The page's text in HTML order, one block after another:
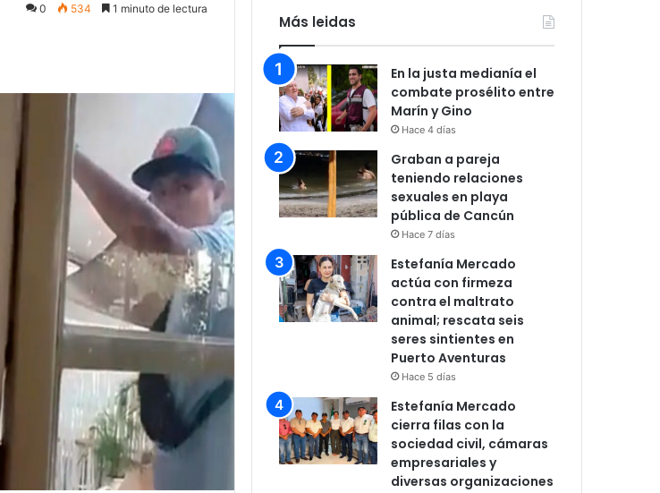
0 534 1 minuto de lectura
Más leidas
En la justa medianía el
combate prosélito entre
Marín y Gino
Hace 4 días
Graban a pareja
teniendo relaciones
sexuales en playa
pública de Cancún
Hace 7 días
Estefanía Mercado
actúa con firmeza
contra el maltrato
animal; rescata seis
seres sintientes en
Puerto Aventuras
Hace 5 días
Estefanía Mercado
cierra filas con la
sociedad civil, cámaras
empresariales y
diversas organizaciones